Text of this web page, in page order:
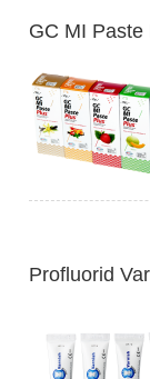
GC MI Paste
Profluorid